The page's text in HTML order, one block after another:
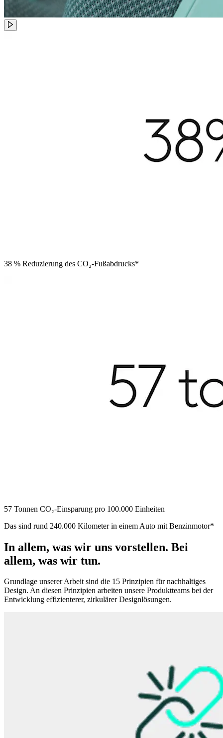
38 % Reduzierung des CO₂-Fußabdrucks*
57 Tonnen CO₂-Einsparung pro 100.000 Einheiten
Das sind rund 240.000 Kilometer in einem Auto mit Benzinmotor*
In allem, was wir uns vorstellen. Bei
allem, was wir tun.
Grundlage unserer Arbeit sind die 15 Prinzipien für nachhaltiges
Design. An diesen Prinzipien arbeiten unsere Produktteams bei der
Entwicklung effizienterer, zirkulärer Designlösungen.